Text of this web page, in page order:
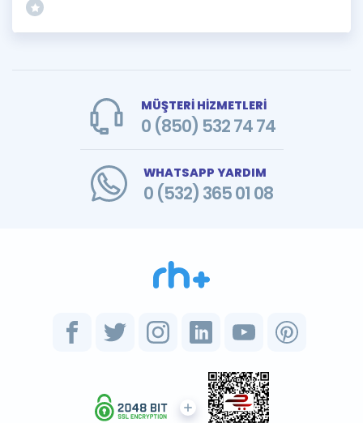
MÜŞTERİ HİZMETLERİ
0 (850) 532 74 74
WHATSAPP YARDIM
0 (532) 365 01 08